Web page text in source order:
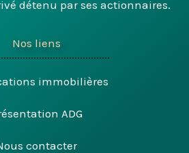
détenu par ses actionnaires.
Nos liens
immobilières
ADG
contacter